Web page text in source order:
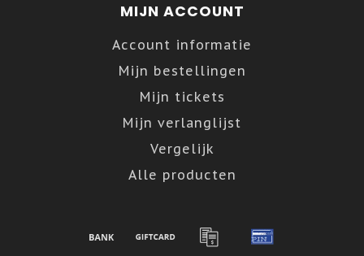
MIJN ACCOUNT
Account informatie
Mijn bestellingen
Mijn tickets
Mijn verlanglijst
Vergelijk
Alle producten